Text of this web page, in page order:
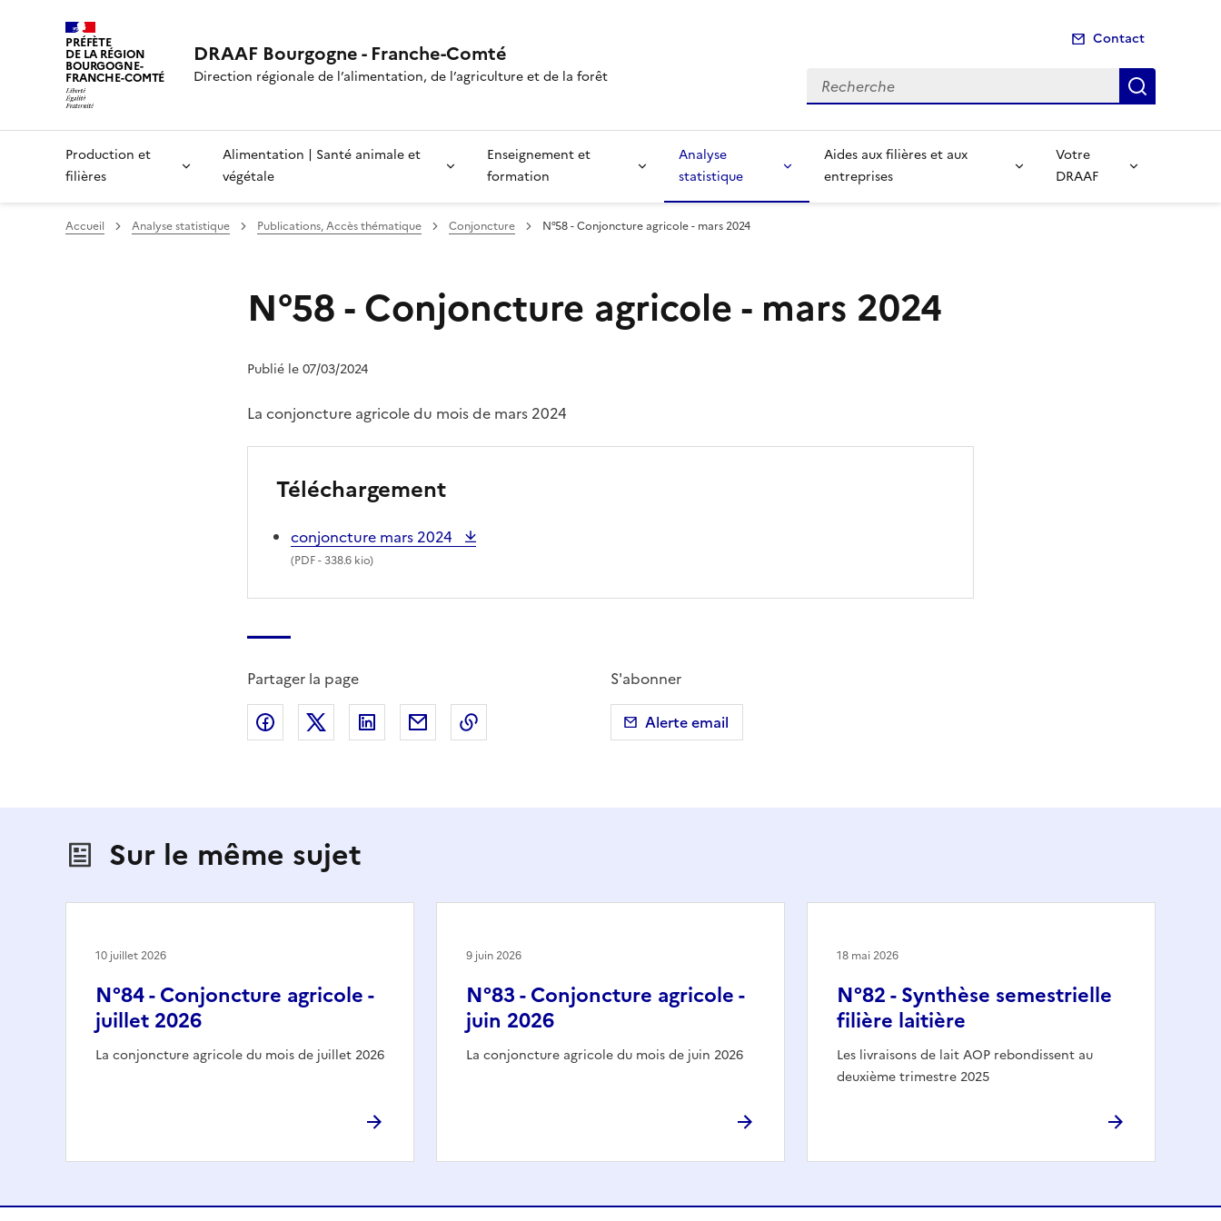
PRÉFÈTE
DE LA RÉGION
BOURGOGNE-
FRANCHE-COMTÉ
DRAAF Bourgogne - Franche-Comté
Direction régionale de l’alimentation, de l’agriculture et de la forêt
Contact
Recherche
Production et
filières
Alimentation | Santé animale et
végétale
Enseignement et
formation
Analyse
statistique
Aides aux filières et aux
entreprises
Votre
DRAAF
Accueil Analyse statistique Publications, Accès thématique Conjoncture N°58 - Conjoncture agricole - mars 2024
N°58 - Conjoncture agricole - mars 2024
Publié le 07/03/2024
La conjoncture agricole du mois de mars 2024
Téléchargement
conjoncture mars 2024
(PDF- 338.6 kio)
Partager la page
Partager sur Facebook
Partager sur X (anciennement Twitter)
Partager sur LinkedIn
Partager par emailCopier dans le presse-papier
S'abonner
Alerte email
Sur le même sujet
N°84 - Conjoncture agricole -
juillet 2026
La conjoncture agricole du mois de juillet 2026
10 juillet 2026
N°83 - Conjoncture agricole -
juin 2026
La conjoncture agricole du mois de juin 2026
9 juin 2026
N°82 - Synthèse semestrielle
filière laitière
Les livraisons de lait AOP rebondissent au
deuxième trimestre 2025
18 mai 2026